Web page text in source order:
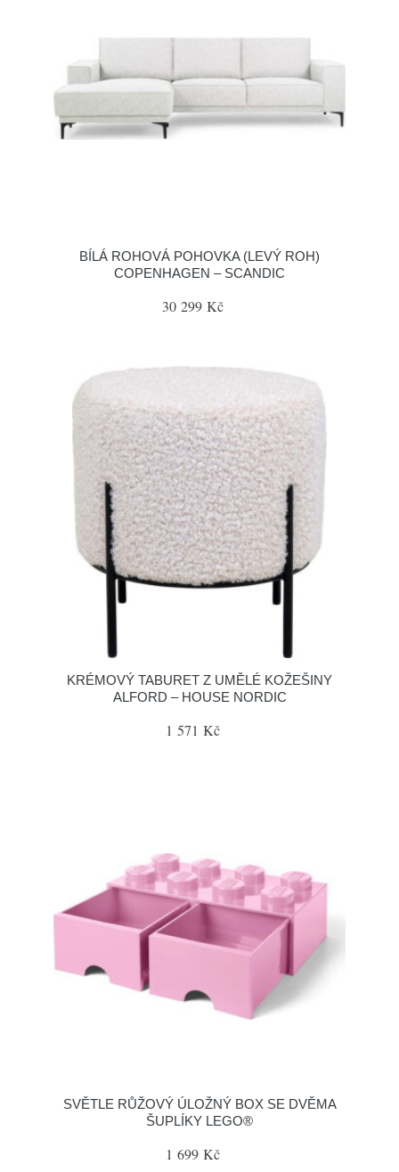
BÍLÁ ROHOVÁ POHOVKA (LEVÝ ROH)
COPENHAGEN – SCANDIC
30 299 Kč
KRÉMOVÝ TABURET Z UMĚLÉ KOŽEŠINY
ALFORD – HOUSE NORDIC
1 571 Kč
SVĚTLE RŮŽOVÝ ÚLOŽNÝ BOX SE DVĚMA
ŠUPLÍKY LEGO®
1 699 Kč